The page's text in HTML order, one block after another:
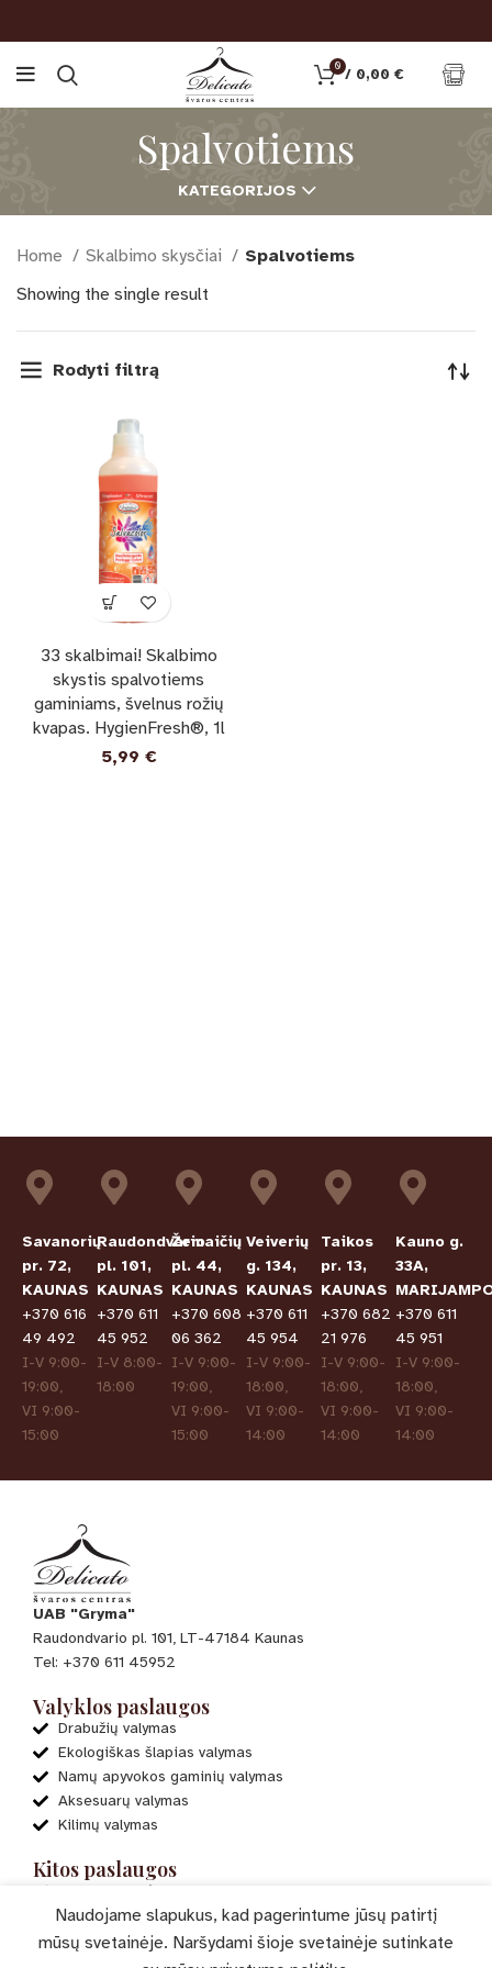
0 / 0,00 €
Spalvotiems
KATEGORIJOS
Home Skalbimo skysčiai
Spalvotiems
Showing the single result
Rodyti filtrą
33 skalbimai! Skalbimo
skystis spalvotiems
gaminiams, švelnus rožių
kvapas. HygienFresh®, 1l
5,99 €
Savanorių
pr. 72,
KAUNAS
+370 616
49 492
I-V 9:00-
19:00,
VI 9:00-
15:00
Raudondvario
pl. 101,
KAUNAS
+370 611
45 952
I-V 8:00-
18:00
Žemaičių
pl. 44,
KAUNAS
+370 608
06 362
I-V 9:00-
19:00,
VI 9:00-
15:00
Veiverių
g. 134,
KAUNAS
+370 611
45 954
I-V 9:00-
18:00,
VI 9:00-
14:00
Taikos
pr. 13,
KAUNAS
+370 682
21 976
I-V 9:00-
18:00,
VI 9:00-
14:00
Kauno g.
33A,
+370 611
45 951
I-V 9:00-
18:00,
VI 9:00-
14:00
UAB "Gryma"
Raudondvario pl. 101, LT-47184 Kaunas
Tel: +370 611 45952
Valyklos paslaugos
Drabužių valymas
Ekologiškas šlapias valymas
Namų apyvokos gaminių valymas
Aksesuarų valymas
Kilimų valymas
Kitos paslaugos
El. parduotuvė
Mano paskyra
Paslaugų pasiūlymai
Naudojame slapukus, kad pagerintume jūsų patirtį
mūsų svetainėje. Naršydami šioje svetainėje sutinkate